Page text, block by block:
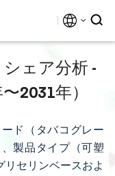
ェア分析 -
2031年）
ド（タバコグレー
製品タイプ（可塑
セリンベースおよ